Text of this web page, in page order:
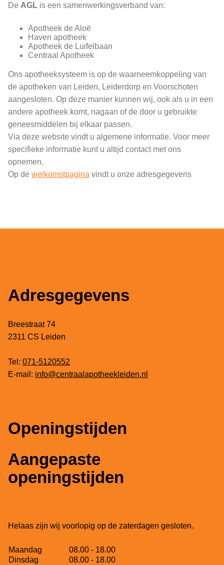
De AGL is een samenwerkingsverband van:
Apotheek de Aloë
Haven apotheek
Apotheek de Luifelbaan
Centraal Apotheek
Ons apotheeksysteem is op de waarneemkoppeling van
de apotheken van Leiden, Leiderdorp en Voorschoten
aangesloten. Op deze manier kunnen wij, ook als u in een
andere apotheek komt, nagaan of de door u gebruikte
geneesmiddelen bij elkaar passen.
Via deze website vindt u algemene informatie. Voor meer
specifieke informatie kunt u altijd contact met ons
opnemen.
Op de welkomstpagina vindt u onze adresgegevens
Adresgegevens
Breestraat 74
2311 CS Leiden
Tel: 071-5120552
E-mail: info@centraalapotheekleiden.nl
Openingstijden
Aangepaste
openingstijden
Helaas zijn wij voorlopig op de zaterdagen gesloten.
Maandag
08.00 - 18.00
Dinsdag
08.00 - 18.00